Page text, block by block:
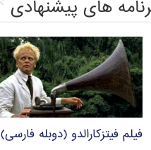
های پیشنهادی
فیلم فیتزکارالدو (دوبله فارسی)